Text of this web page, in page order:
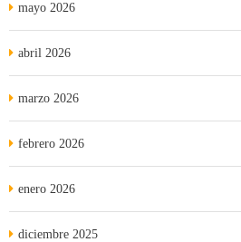
mayo 2026
abril 2026
marzo 2026
febrero 2026
enero 2026
diciembre 2025